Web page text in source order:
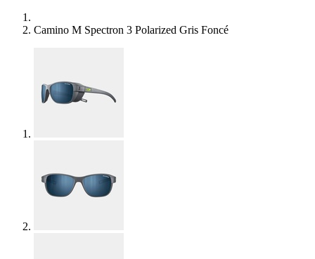
Camino M Spectron 3 Polarized Gris Foncé